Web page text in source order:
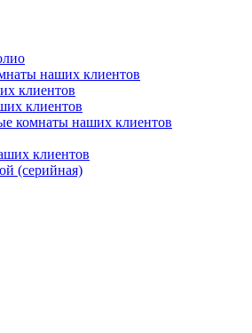
наших клиентов
клиентов
клиентов
комнаты наших клиентов
клиентов
(серийная)